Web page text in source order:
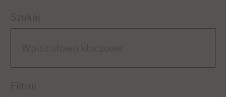
Szukaj
Filtruj